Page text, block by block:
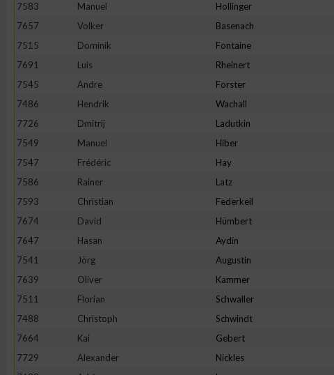
7583
Manuel Hollinger
7657
Volker Basenach
7515
Dominik Fontaine
7691
Luis Rheinert
7545
Andre Forster
7486
Hendrik Wachall
7726
Dmitrij Ladutkin
7549
Manuel Hiber
7547
Frédéric Hay
7586
Rainer Latz
7593
Christian Federkeil
7674
David Hümbert
7647
Hasan Aydin
7541
Jörg Augustin
7639
Oliver Kammer
7511
Florian Schwaller
7488
Christoph Schwindt
7664
Kai Gebert
7729
Alexander Nickles
IAB-Besonderheiten:
Geräte anhand von aktiv angeforderten Informationen identifizieren
Nicht-IAB-Verarbeitungszwecke:
Notwendig
Performance
Funktional